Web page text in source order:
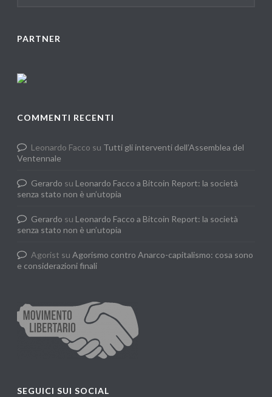
PARTNER
COMMENTI RECENTI
Leonardo Facco su Tutti gli interventi dell’Assemblea del
Ventennale
Gerardo su Leonardo Facco a Bitcoin Report: la società
senza stato non è un’utopia
Gerardo su Leonardo Facco a Bitcoin Report: la società
senza stato non è un’utopia
Agorist suAgorismo contro Anarco-capitalismo: cosa sono
e considerazioni finali
SEGUICI SUI SOCIAL